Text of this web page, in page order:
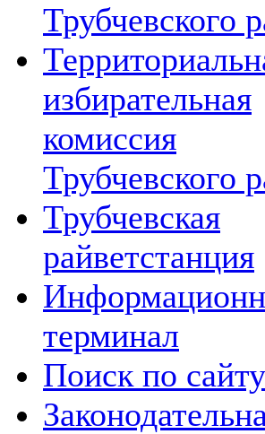
Трубчевского
избирательная
комиссия
Трубчевского
Трубчевская
райветстанция
терминал
Поиск по сайту